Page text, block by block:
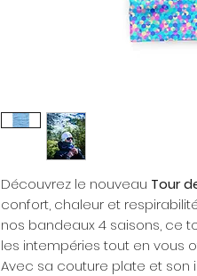
Découvrez le nouveau Tour
confort, chaleur et
nos bandeaux 4 saisons, ce
les intempéries tout en vous
Avec sa couture plate et son